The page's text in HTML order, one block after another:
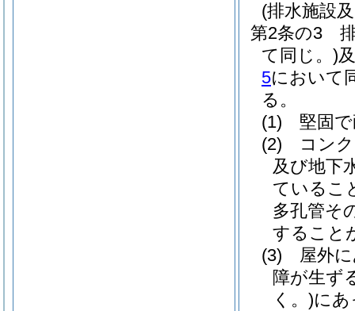
(排水施設
第2条の3
て同じ。)
5において
る。
(1)
堅固
(2)
コン
及び地下
ているこ
多孔管そ
すること
(3)
屋外
障が生ず
く。)にあ